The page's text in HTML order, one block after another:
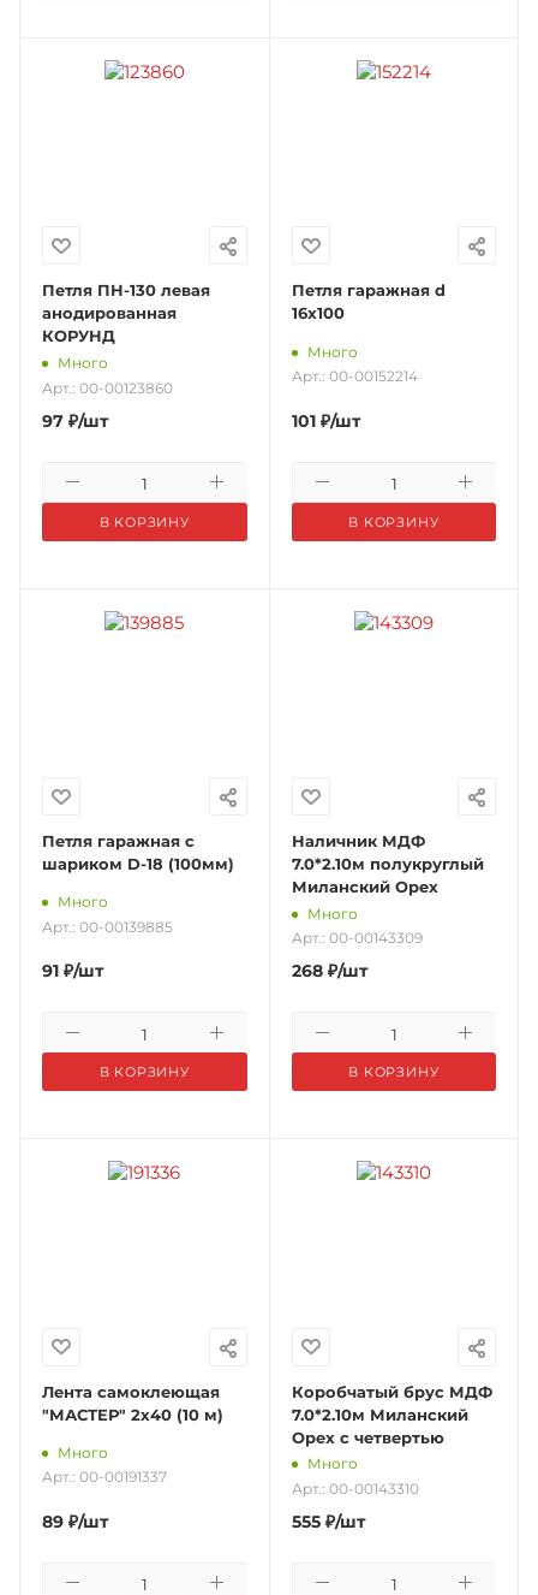
Петля ПН-130 левая
анодированная
КОРУНД
Много
Арт.: 00-00123860
97 ₽/шт
В КОРЗИНУ
Петля гаражная d
16x100
Много
Арт.: 00-00152214
101₽/шт
В КОРЗИНУ
Петля гаражная с
шариком D-18 (100мм)
Много
Арт.: 00-00139885
91 ₽/шт
В КОРЗИНУ
Наличник МДФ
7.0*2.10м полукруглый
Миланский Орех
Много
Арт.: 00-00143309
268₽/шт
В КОРЗИНУ
Лента самоклеющая
"МАСТЕР" 2х40 (10 м)
Много
Арт.: 00-00191337
89 ₽/шт
Коробчатый брус МДФ
7.0*2.10м Миланский
Орех с четвертью
Много
Арт.: 00-00143310
555₽/шт